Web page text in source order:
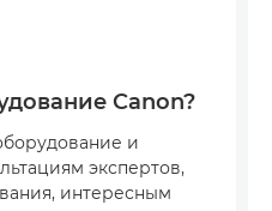
Canon?
и
экспертов,
интересным